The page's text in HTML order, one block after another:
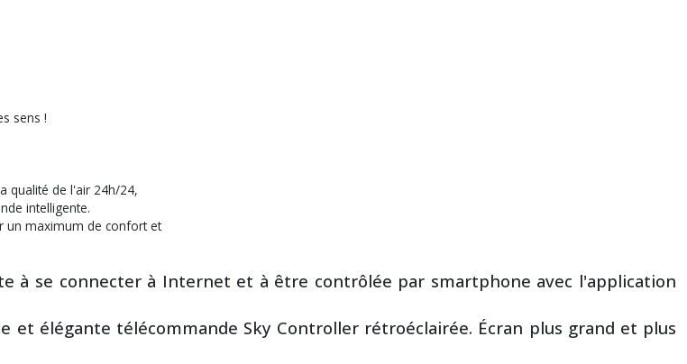
sens !
qualité de l'air 24h/24,
intelligente.
un maximum de confort et
à se connecter à Internet et à être contrôlée par smartphone avec l'application
élégante télécommande Sky Controller rétroéclairée. Écran plus grand et plus